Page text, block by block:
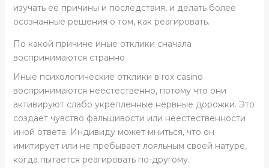
изучать ее причины и последствия, и делать более
осознанные решения о том, как реагировать.
По какой причине иные отклики сначала
воспринимаются странно
Иные психологические отклики в rox casino
воспринимаются неестественно, потому что они
активируют слабо укрепленные нервные дорожки. Это
создает чувство фальшивости или неестественности
иной ответа. Индивиду может мниться, что он
имитирует или не пребывает лояльным своей натуре,
когда пытается реагировать по-другому.